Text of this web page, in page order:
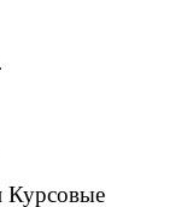
Курсовые